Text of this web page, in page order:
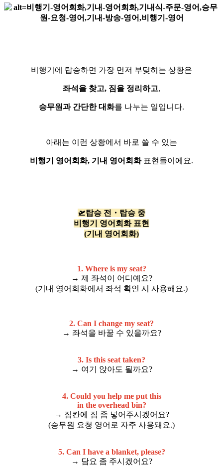
비행기에 탑승하면 가장 먼저 부딪히는 상황은
좌석을 찾고, 짐을 정리하고,
승무원과 간단한 대화를 나누는 일입니다.
아래는 이런 상황에서 바로 쓸 수 있는
비행기 영어회화, 기내 영어회화표현들이에요.
🛫탑승 전・탑승 중
비행기 영어회화 표현
(기내 영어회화)
1. Where is my seat?
→ 제 좌석이 어디예요?
(기내 영어회화에서 좌석 확인 시 사용해요.)
2. Can I change my seat?
→ 좌석을 바꿀 수 있을까요?
3. Is this seat taken?
→ 여기 앉아도 될까요?
4. Could you help me put this
in the overhead bin?
→ 짐칸에 짐 좀 넣어주시겠어요?
(승무원 요청 영어로 자주 사용돼요.)
5. Can I have a blanket, please?
→ 담요 좀 주시겠어요?